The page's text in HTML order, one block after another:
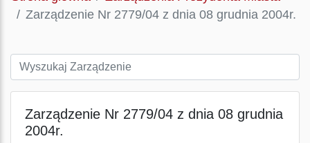
Zarządzenie Nr 2779/04 z dnia 08 grudnia 2004r.
Zarządzenie Nr 2779/04 z dnia 08 grudnia
2004r.